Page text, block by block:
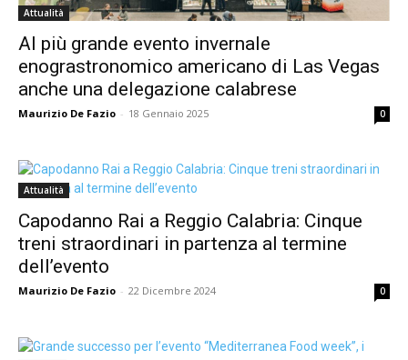
Attualità
Al più grande evento invernale
enograstronomico americano di Las Vegas
anche una delegazione calabrese
Maurizio De Fazio - 18 Gennaio 2025 0
Attualità
Capodanno Rai a Reggio Calabria: Cinque
treni straordinari in partenza al termine
dell’evento
Maurizio De Fazio - 22 Dicembre 2024 0